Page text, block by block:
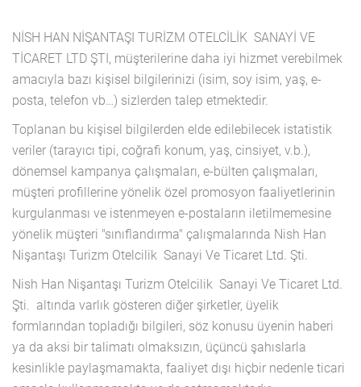
NİSH HAN NİŞANTAŞI TURİZM OTELCİLİK SANAYİ VE
TİCARET LTD ŞTI, müşterilerine daha iyi hizmet verebilmek
amacıyla bazı kişisel bilgilerinizi (isim, soy isim, yaş, e-
posta, telefon vb…) sizlerden talep etmektedir.
Toplanan bu kişisel bilgilerden elde edilebilecek istatistik
veriler (tarayıcı tipi, coğrafi konum, yaş, cinsiyet, v.b.),
dönemsel kampanya çalışmaları, e-bülten çalışmaları,
müşteri profillerine yönelik özel promosyon faaliyetlerinin
kurgulanması ve istenmeyen e-postaların iletilmemesine
yönelik müşteri "sınıflandırma" çalışmalarında Nish Han
Nişantaşı Turizm Otelcilik Sanayi Ve Ticaret Ltd. Şti.
Nish Han Nişantaşı Turizm Otelcilik Sanayi Ve Ticaret Ltd.
Şti. altında varlık gösteren diğer şirketler, üyelik
formlarından topladığı bilgileri, söz konusu üyenin haberi
ya da aksi bir talimatı olmaksızın, üçüncü şahıslarla
kesinlikle paylaşmamakta, faaliyet dışı hiçbir nedenle ticari